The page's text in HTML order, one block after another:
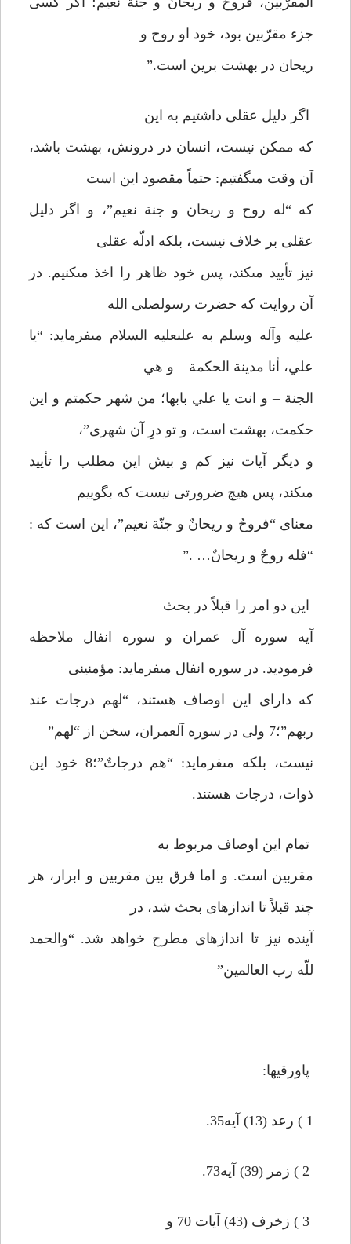
جزء مقرّبين بود، خود او روح و
ريحان در بهشت برين است.”
اگر دليل عقلى داشتيم به اين
كه ممكن نيست، انسان در درونش، بهشت باشد،
آن وقت مى‏گفتيم: حتماً مقصود اين است
كه “له روح و ريحان و جنة نعيم”، و اگر دليل
عقلى بر خلاف نيست، بلكه ادلّه عقلى
نيز تأييد مى‏كند، پس خود ظاهر را اخذ مى‏كنيم. در
آن روايت كه حضرت رسول‏صلى الله
عليه وآله وسلم به على‏عليه السلام مى‏فرمايد: “يا
علي، أنا مدينة الحكمة – و هي
الجنة – و انت يا علي بابها؛ من شهر حكمتم و اين
حكمت، بهشت است، و تو درِ آن شهرى”،
و ديگر آيات نيز كم و بيش اين مطلب را تأييد
مى‏كند، پس هيچ ضرورتى نيست كه بگوييم
معناى “فروحٌ و ريحانٌ و جنّة نعيم”، اين است كه :
“فله روحٌ و ريحانٌ… .”
اين دو امر را قبلاً در بحث
آيه سوره آل عمران و سوره انفال ملاحظه
فرموديد. در سوره انفال مى‏فرمايد: مؤمنينى
كه داراى اين اوصاف هستند، “لهم درجات عند
ربهم”؛7 ولى در سوره آل‏عمران، سخن از “لهم”
نيست، بلكه مى‏فرمايد: “هم درجاتٌ”؛8 خود اين
ذوات، درجات هستند.
تمام اين اوصاف مربوط به
مقربين است. و اما فرق بين مقربين و ابرار، هر
چند قبلاً تا اندازه‏اى بحث شد، در
آينده نيز تا اندازه‏اى مطرح خواهد شد. “والحمد
للّه رب العالمين”
پاورقيها:
1 ) رعد (13) آيه35.